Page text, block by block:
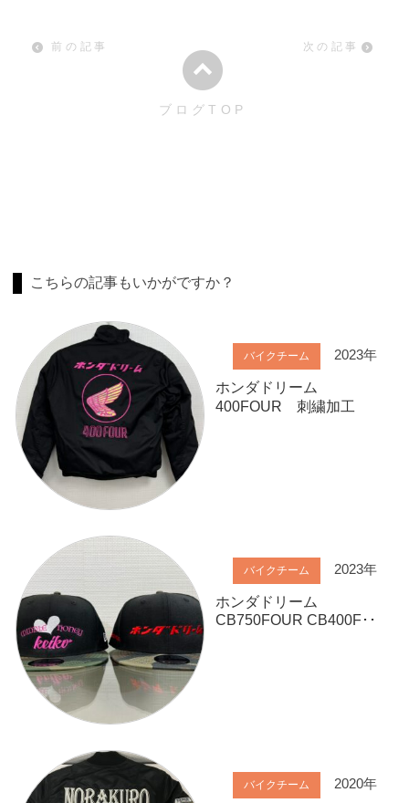
前の記事
ブログTOP
次の記事
こちらの記事もいかがですか？
バイクチーム 2023年
ホンダドリーム
400FOUR 刺繍加工
バイクチーム 2023年
ホンダドリーム
CB750FOUR CB400F･･
バイクチーム 2020年